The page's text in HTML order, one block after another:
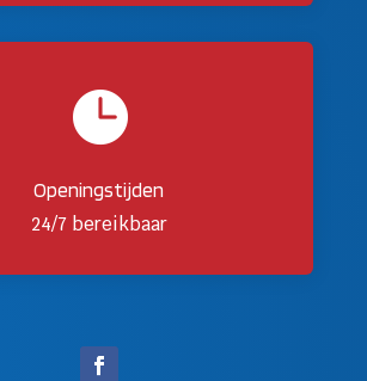

Openingstijden
24/7 bereikbaar